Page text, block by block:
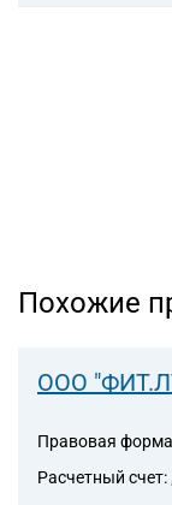
Похожие
ООО
Правовая
Расчетный счет: